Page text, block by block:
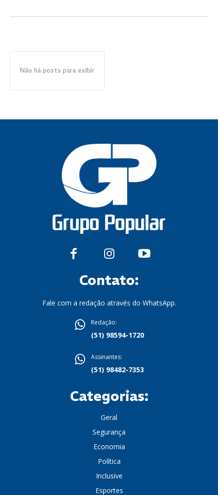
Não há posts para exibir
Contato:
Fale com a redação através do WhatsApp.
Redação:
(51) 98594-1720
Assinantes:
(51) 98482-7353
Categorias:
Geral
Segurança
Economia
Política
Inclusive
Esportes